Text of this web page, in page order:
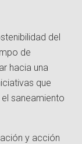
del
de
hacia una
que
saneamiento
y acción